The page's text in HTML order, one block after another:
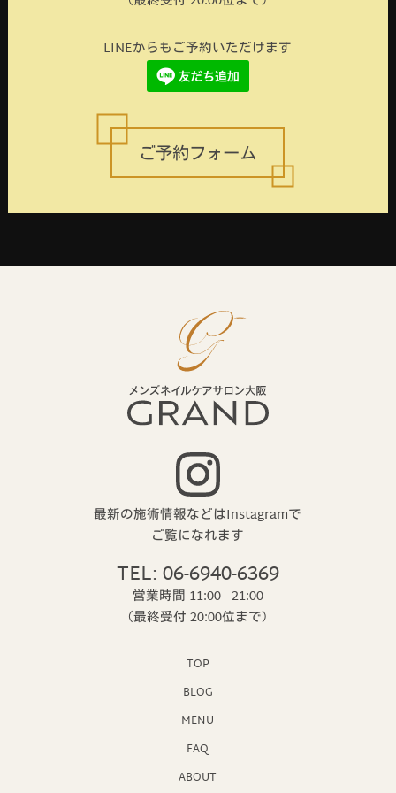
LINEからもご予約いただけます
ご予約フォーム
最新の施術情報などはInstagramで
ご覧になれます
TEL: 06-6940-6369
営業時間 11:00 - 21:00
（最終受付 20:00位まで）
TOP
BLOG
MENU
FAQ
ABOUT